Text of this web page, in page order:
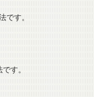
す。
す。